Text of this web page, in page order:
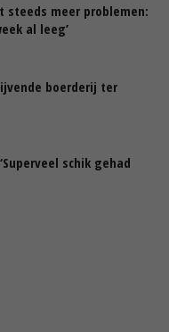
steeds meer problemen:
al leeg’
boerderij ter
schik gehad